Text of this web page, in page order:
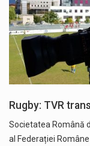
Rugby: TVR
Societatea Română
al Federației